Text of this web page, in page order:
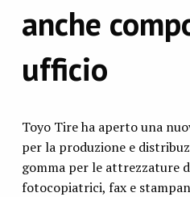
anche
ufficio
Toyo Tire ha aperto una
per la produzione e
gomma per le attrezzature
fotocopiatrici, fax e